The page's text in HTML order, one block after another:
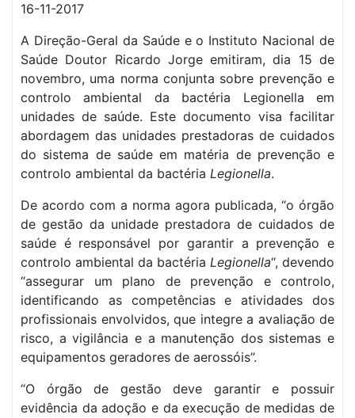
16-11-2017
A Direção-Geral da Saúde e o Instituto Nacional de
Saúde Doutor Ricardo Jorge emitiram, dia 15 de
novembro, uma norma conjunta sobre prevenção e
controlo ambiental da bactéria Legionella em
unidades de saúde. Este documento visa facilitar
abordagem das unidades prestadoras de cuidados
do sistema de saúde em matéria de prevenção e
controlo ambiental da bactéria Legionella.
De acordo com a norma agora publicada, “o órgão
de gestão da unidade prestadora de cuidados de
saúde é responsável por garantir a prevenção e
controlo ambiental da bactéria Legionella“, devendo
“assegurar um plano de prevenção e controlo,
identificando as competências e atividades dos
profissionais envolvidos, que integre a avaliação de
risco, a vigilância e a manutenção dos sistemas e
equipamentos geradores de aerossóis”.
“O órgão de gestão deve garantir e possuir
evidência da adoção e da execução de medidas de